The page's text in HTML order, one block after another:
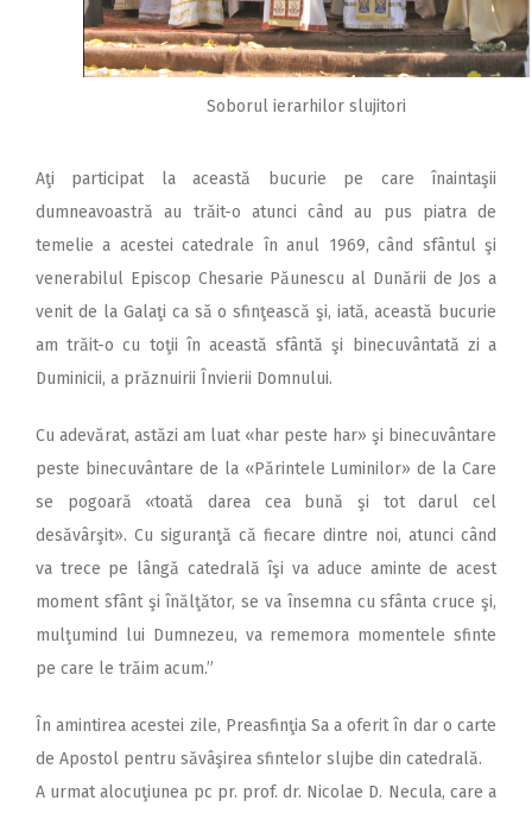
Soborul ierarhilor slujitori
Aţi participat la această bucurie pe care înaintaşii
dumneavoastră au trăit-o atunci când au pus piatra de
temelie a acestei catedrale în anul 1969, când sfântul şi
venerabilul Episcop Chesarie Păunescu al Dunării de Jos a
venit de la Galaţi ca să o sfinţească şi, iată, această bucurie
am trăit-o cu toţii în această sfântă şi binecuvântată zi a
Duminicii, a prăznuirii Învierii Domnului.
Cu adevărat, astăzi am luat «har peste har» şi binecuvântare
peste binecuvântare de la «Părintele Luminilor» de la Care
se pogoară «toată darea cea bună şi tot darul cel
desăvârşit». Cu siguranţă că fiecare dintre noi, atunci când
va trece pe lângă catedrală îşi va aduce aminte de acest
moment sfânt şi înălţător, se va însemna cu sfânta cruce şi,
mulţumind lui Dumnezeu, va rememora momentele sfinte
pe care le trăim acum.”
În amintirea acestei zile, Preasfinţia Sa a oferit în dar o carte
de Apostol pentru săvâşirea sfintelor slujbe din catedrală.
A urmat alocuţiunea pc pr. prof. dr. Nicolae D. Necula, care a